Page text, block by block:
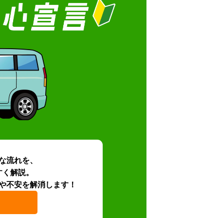
流れを、
解説。
不安を解消します！